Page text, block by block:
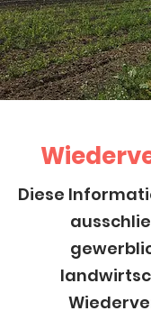
Diese